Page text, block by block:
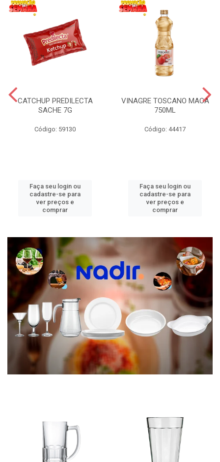
CATCHUP PREDILECTA
SACHE 7G
Código: 59130
Faça seu login ou
cadastre-se para
ver preços e
comprar
VINAGRE TOSCANO MACA
750ML
Código: 44417
Faça seu login ou
cadastre-se para
ver preços e
comprar